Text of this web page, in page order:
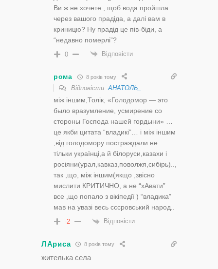
Ви ж не хочете , щоб вода пройшла
через вашого прадіда, а далі вам в
криницю? Ну прадід це пів-біди, а
“недавно померлі”?
0 Відповісти
рома 8 років тому
ВідповістиАНАТОЛЬ_
між іншим,Толік, «Голодомор — это
было вразумление, усмирение со
стороны Господа нашей гордыни» …
це якби цитата “владикі”… і між іншим
,від голодомору постраждали не
тільки українці,а й білоруси,казахи і
росіяни(урал,кавказ,поволжя,сибірь)..,
так ,що, між іншим(якщо ,звісно
мислити КРИТИЧНО, а не “хАвати”
все ,що попало з вікіпедії ) “владика”
мав на увазі весь сссровський народ..
-2 Відповісти
ЛАриса 8 років тому
жителька села